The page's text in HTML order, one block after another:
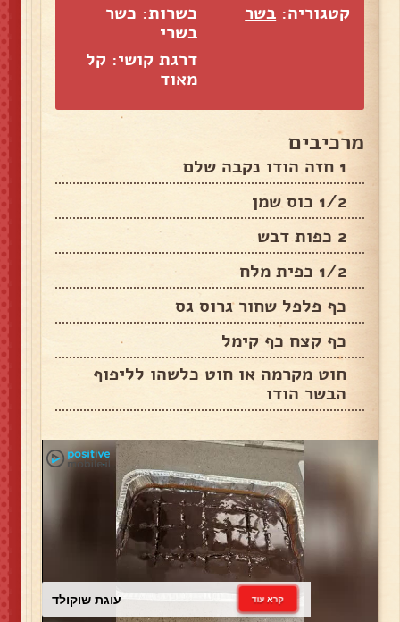
קטגוריה: בשר
כשרות: כשר
בשרי
דרגת קושי: קל
מאוד
מרכיבים
1 חזה הודו נקבה שלם
1/2 כוס שמן
2 כפות דבש
1/2 כפית מלח
כף פלפל שחור גרוס גס
כף קצח כף קימל
חוט מקרמה או חוט כלשהו לליפוף
הבשר הודו
עוגת שוקולד קרא עוד